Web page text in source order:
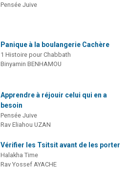
Pensée Juive
Panique à la boulangerie Cachère
1 Histoire pour Chabbath
Binyamin BENHAMOU
Apprendre à réjouir celui qui en a
besoin
Pensée Juive
Rav Eliahou UZAN
Vérifier les Tsitsit avant de les porter
Halakha Time
Rav Yossef AYACHE